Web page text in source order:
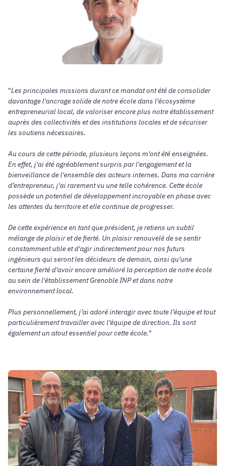
"Les principales missions durant ce mandat ont été de consolider
davantage l'ancrage solide de notre école dans l'écosystème
entrepreneurial local, de valoriser encore plus notre établissement
auprès des collectivités et des institutions locales et de sécuriser
les soutiens nécessaires.
Au cours de cette période, plusieurs leçons m'ont été enseignées.
En effet, j'ai été agréablement surpris par l'engagement et la
bienveillance de l'ensemble des acteurs internes. Dans ma carrière
d’entrepreneur, j'ai rarement vu une telle cohérence. Cette école
possède un potentiel de développement incroyable en phase avec
les attentes du territoire et elle continue de progresser.
De cette expérience en tant que président, je retiens un subtil
mélange de plaisir et de fierté. Un plaisir renouvelé de se sentir
constamment utile et d'agir indirectement pour nos futurs
ingénieurs qui seront les décideurs de demain, ainsi qu'une
certaine fierté d’avoir encore amélioré la perception de notre école
au sein de l'établissement Grenoble INP et dans notre
environnement local.
Plus personnellement, j'ai adoré interagir avec toute l’équipe et tout
particulièrement travailler avec l’équipe de direction. Ils sont
également un atout essentiel pour cette école."